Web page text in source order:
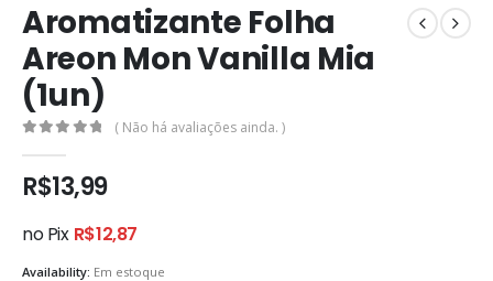
Aromatizante Folha
Areon Mon Vanilla Mia
(1un)
( Não há avaliações ainda. )
R$13,99
no Pix R$12,87
Availability: Em estoque